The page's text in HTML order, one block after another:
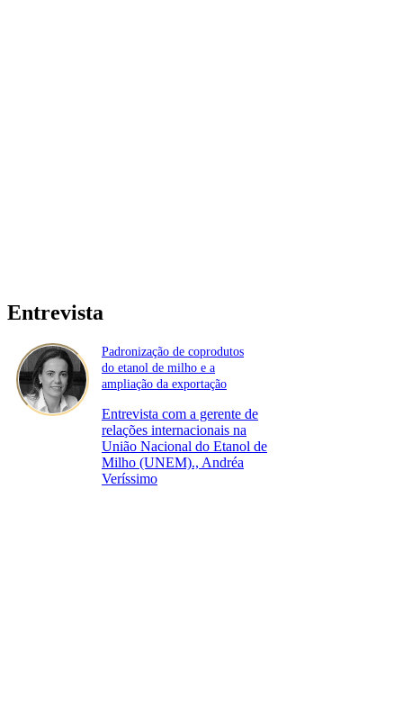
Entrevista
Padronização de coprodutos
do etanol de milho e a
ampliação da exportação
Entrevista com a gerente de
relações internacionais na
União Nacional do Etanol de
Milho (UNEM)., Andréa
Veríssimo